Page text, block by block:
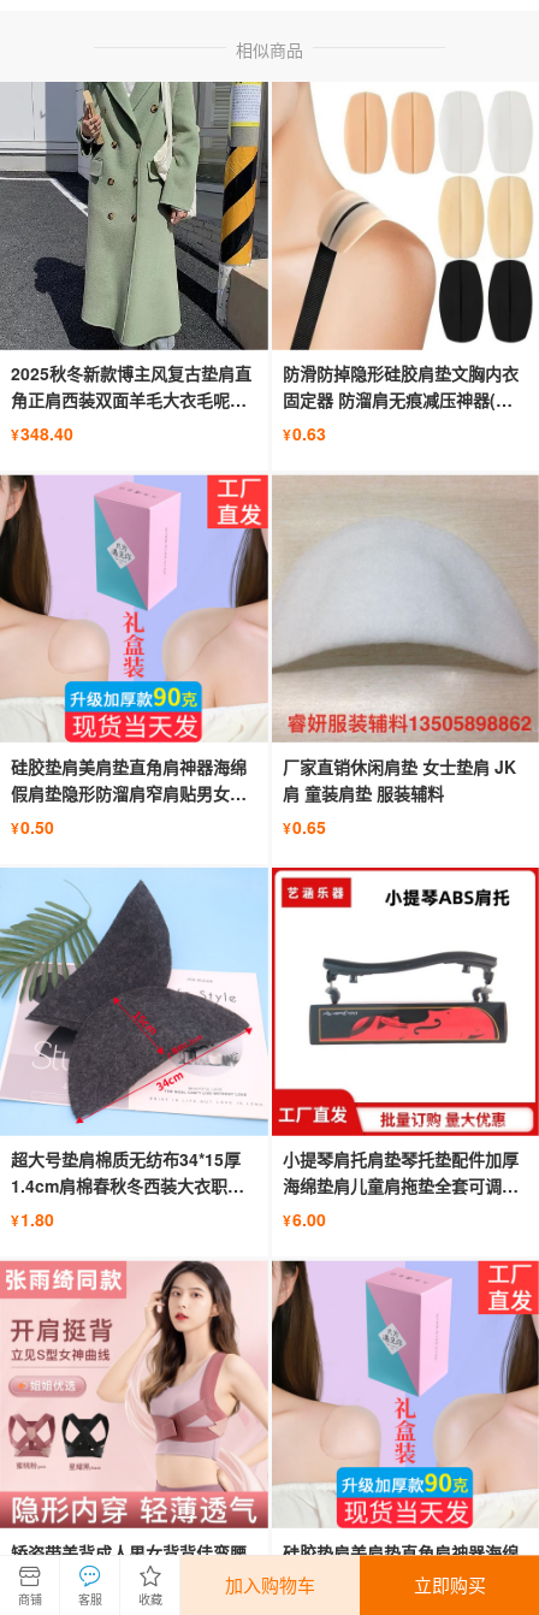
相似商品
2025秋冬新款博主风复古垫肩直
角正肩西装双面羊毛大衣毛呢外
套女
¥348.40
防滑防掉隐形硅胶肩垫文胸内衣
固定器 防溜肩无痕减压神器(白
色）
¥0.63
硅胶垫肩美肩垫直角肩神器海绵
假肩垫隐形防溜肩窄肩贴男女通
用
¥0.50
厂家直销休闲肩垫 女士垫肩 JK
肩 童装肩垫 服装辅料
¥0.65
超大号垫肩棉质无纺布34*15厚
1.4cm肩棉春秋冬西装大衣职业
装肩垫
¥1.80
小提琴肩托肩垫琴托垫配件加厚
海绵垫肩儿童肩拖垫全套可调节
腮托
¥6.00
矫姿带美背成人男女背背佳弯腰
防驼背神器背部直角肩隐形矫正
带
硅胶垫肩美肩垫直角肩神器海绵
假肩垫隐形防溜肩窄肩贴男女通
商铺 客服 收藏
加入购物车 立即购买